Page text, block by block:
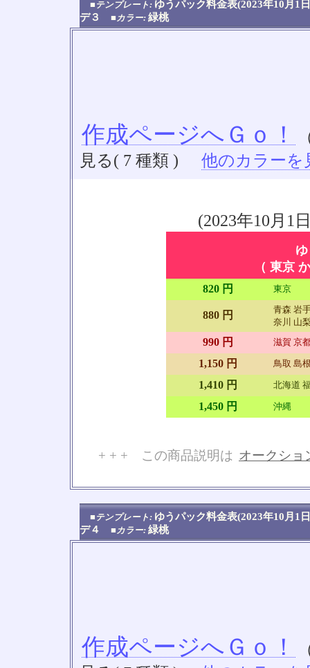
■テンプレート: ゆうパック料金表(2023年10月
デ３ ■カラー: 緑桃
作成ページへＧｏ！
見る( 7 種類 )
他のカラーを
(2023年10月1
（ 東京
820 円 東京
880 円
青森 岩
奈川 山
990 円 滋賀 京
1,150 円 鳥取 島
1,410 円 北海道
1,450 円 沖縄
+ + + この商品説明は オークショ
■テンプレート: ゆうパック料金表(2023年10月
デ４ ■カラー: 緑桃
作成ページへＧｏ！